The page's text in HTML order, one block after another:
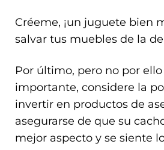
Créeme, ¡un juguete bien
salvar tus muebles de la
Por último, pero no por
importante, considere la
invertir en productos de
asegurarse de que su
mejor aspecto y se siente